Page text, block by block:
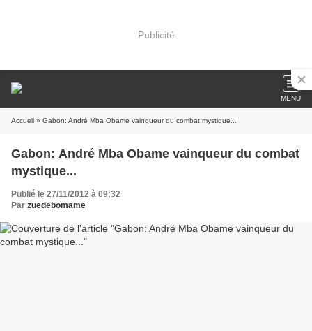
Publicité
MENU
Accueil » Gabon: André Mba Obame vainqueur du combat mystique...
Gabon: André Mba Obame vainqueur du combat
mystique...
Publié le 27/11/2012 à 09:32
Par zuedebomame